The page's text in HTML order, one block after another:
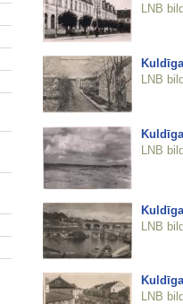
LNB
LNB
LNB
LNB
LNB